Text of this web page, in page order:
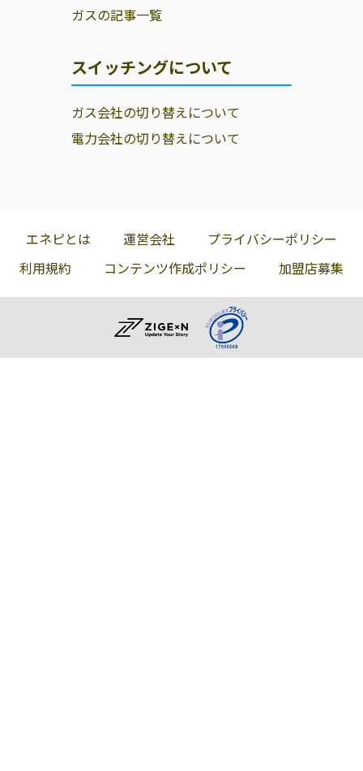
ガスの記事一覧
スイッチングについて
ガス会社の切り替えについて
電力会社の切り替えについて
エネピとは 運営会社
プライバシーポリシー
利用規約
コンテンツ作成ポリシー 加盟店募集